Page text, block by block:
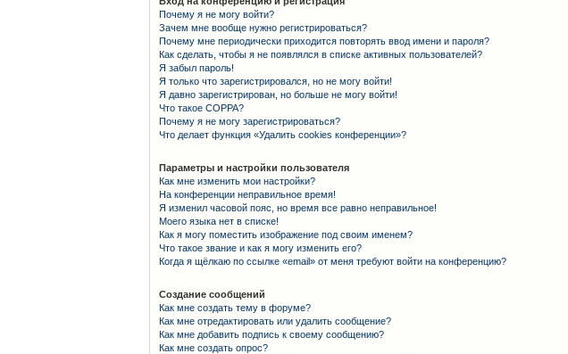
Почему я не могу войти?
Зачем мне вообще нужно регистрироваться?
Почему мне периодически приходится повторять ввод имени и пароля?
Как сделать, чтобы я не появлялся в списке активных пользователей?
Я забыл пароль!
Я только что зарегистрировался, но не могу войти!
Я давно зарегистрирован, но больше не могу войти!
Что такое COPPA?
Почему я не могу зарегистрироваться?
Что делает функция «Удалить cookies конференции»?
Параметры и настройки пользователя
Как мне изменить мои настройки?
На конференции неправильное время!
Я изменил часовой пояс, но время все равно неправильное!
Моего языка нет в списке!
Как я могу поместить изображение под своим именем?
Что такое звание и как я могу изменить его?
Когда я щёлкаю по ссылке «email» от меня требуют войти на конференцию?
Создание сообщений
Как мне создать тему в форуме?
Как мне отредактировать или удалить сообщение?
Как мне добавить подпись к своему сообщению?
Как мне создать опрос?